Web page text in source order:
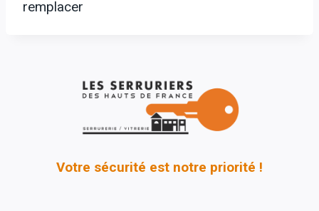
remplacer
Votre sécurité est notre priorité !